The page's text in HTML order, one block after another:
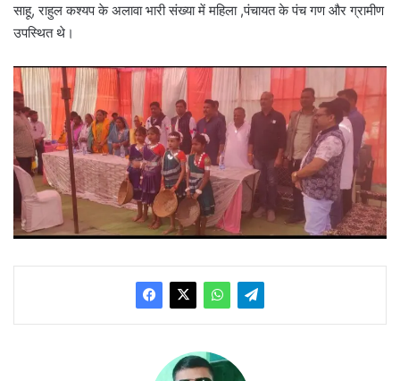
साहू, राहुल कश्यप के अलावा भारी संख्या में महिला ,पंचायत के पंच गण और ग्रामीण
उपस्थित थे।